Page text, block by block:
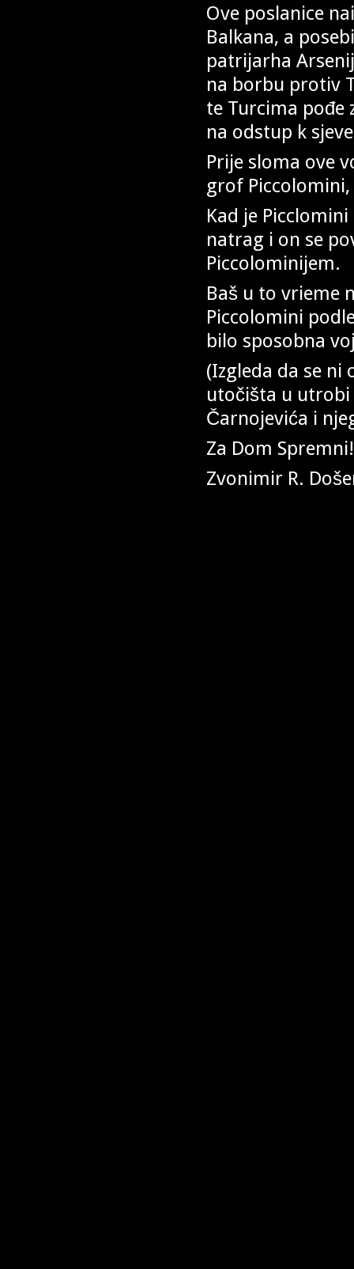
Ove poslanice
Balkana, a
patrijarha
na borbu protiv
te Turcima pođe
na odstup k
Prije sloma ove
grof
Kad je
natrag i on se
Piccolominijem.
Baš u to vrieme
Piccolomini
bilo sposobna
(Izgleda da se ni
utočišta u
Čarnojevića i
Za Dom Spremni!
Zvonimir R.